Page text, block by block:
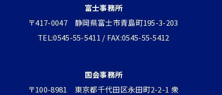
富士事務所
〒417-0047 静岡県富士市青島町195-3-203
TEL:0545-55-5411 / FAX:0545-55-5412
国会事務所
〒100-8981 東京都千代田区永田町2-2-1 衆